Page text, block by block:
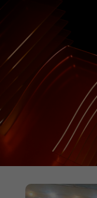
As 35
turísticos